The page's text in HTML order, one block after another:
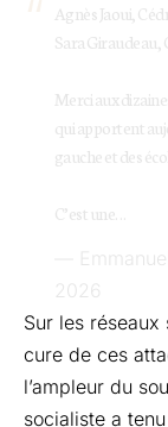
Agnès Jaoui,
Sara Giraudeau,
Merci aux
qui apportent
gauche et des
C’est une…
—
2026
Sur les réseaux
cure de ces
l’ampleur du
socialiste a